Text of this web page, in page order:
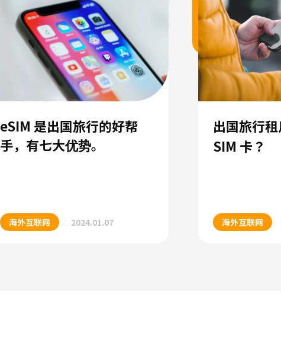
eSIM 是出国旅行的好帮
手，有七大优势。
海外互联网 2024.01.07
出国旅行
SIM 卡？
海外互联网